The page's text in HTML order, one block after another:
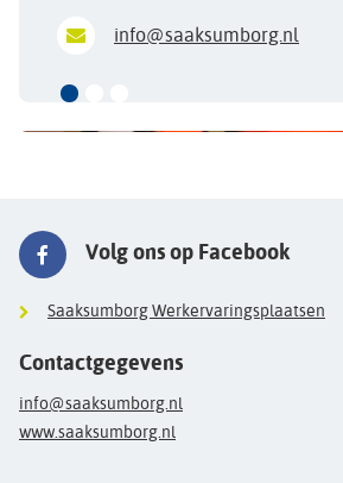
info@saaksumborg.nl
Volg ons op Facebook
Saaksumborg Werkervaringsplaatsen
Contactgegevens
info@saaksumborg.nl
www.saaksumborg.nl